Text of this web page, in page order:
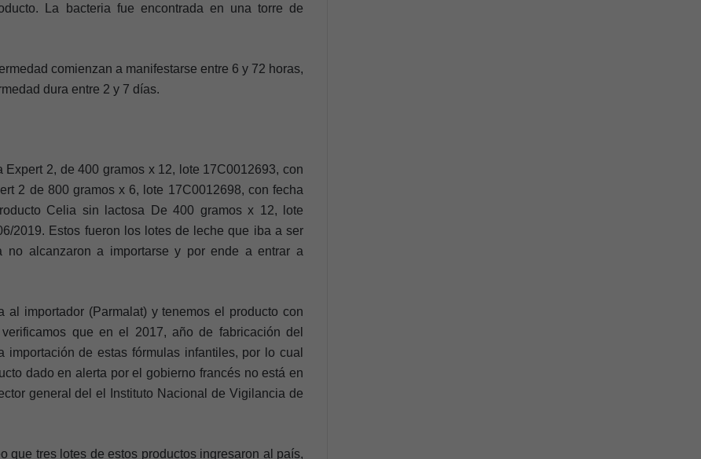
La bacteria fue encontrada en una torre de
comienzan a manifestarse entre 6 y 72 horas,
dura entre 2 y 7 días.
Expert 2, de 400 gramos x 12, lote 17C0012693, con
2 de 800 gramos x 6, lote 17C0012698, con fecha
Celia sin lactosa De 400 gramos x 12, lote
2019. Estos fueron los lotes de leche que iba a ser
no alcanzaron a importarse y por ende a entrar a
al importador (Parmalat) y tenemos el producto con
que en el 2017, año de fabricación del
de estas fórmulas infantiles, por lo cual
dado en alerta por el gobierno francés no está en
general del el Instituto Nacional de Vigilancia de
que tres lotes de estos productos ingresaron al país,